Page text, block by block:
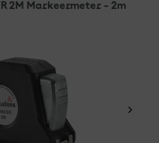
2M Markeermeter - 2m